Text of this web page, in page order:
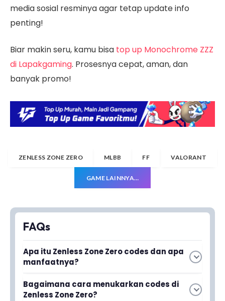
media sosial resminya agar tetap update info
penting!
Biar makin seru, kamu bisa top up Monochrome ZZZ
di Lapakgaming. Prosesnya cepat, aman, dan
banyak promo!
ZENLESS ZONE ZERO MLBB FF VALORANT
GAME LAINNYA…
FAQs
Apa itu Zenless Zone Zero codes dan apa
manfaatnya?
Zenless Zone Zero codes adalah kode spesial
yang bisa ditukarkan dengan item gratis dalam
Bagaimana cara menukarkan codes di
Zenless Zone Zero?